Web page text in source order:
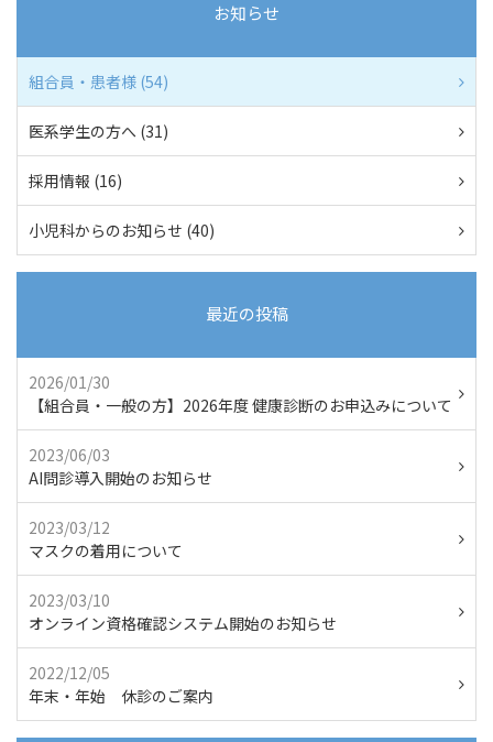
お知らせ
組合員・患者様 (54)
医系学生の方へ (31)
採用情報 (16)
小児科からのお知らせ (40)
最近の投稿
2026/01/30
【組合員・一般の方】2026年度 健康診断のお申込みについて
2023/06/03
AI問診導入開始のお知らせ
2023/03/12
マスクの着用について
2023/03/10
オンライン資格確認システム開始のお知らせ
2022/12/05
年末・年始 休診のご案内